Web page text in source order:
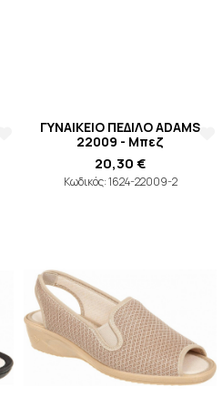
ΓΥΝΑΙΚΕΙΟ ΠΕΔΙΛΟ ADAMS
22009 - Μπεζ
20,30 €
Κωδικός: 1624-22009-2